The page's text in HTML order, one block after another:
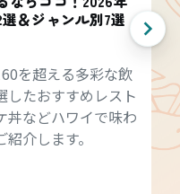
＆ジャンル別7選
を超える多彩な飲
したおすすめレスト
丼などハワイで味わ
介します。